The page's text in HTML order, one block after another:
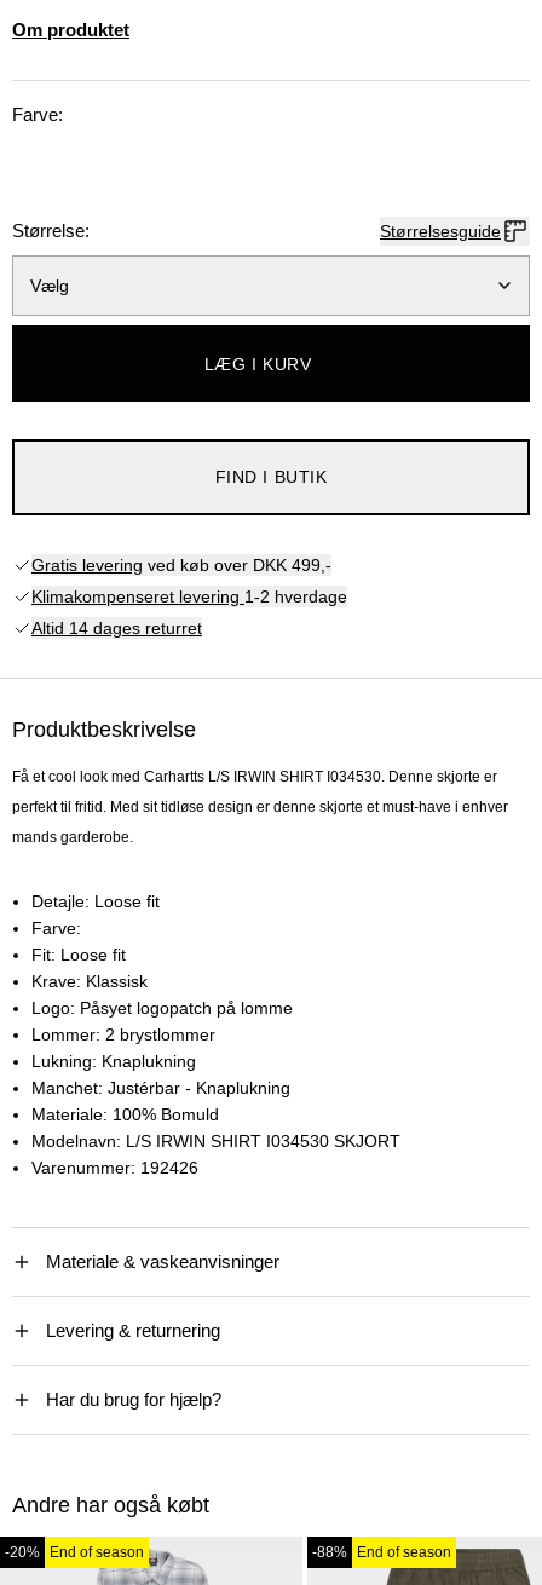
Om produktet
Farve:
Størrelse: Størrelsesguide
Vælg
LÆG I KURV
FIND I BUTIK
Gratis levering ved køb over DKK 499,-
Klimakompenseret levering 1-2 hverdage
Altid 14 dages returret
Produktbeskrivelse
Få et cool look med Carhartts L/S IRWIN SHIRT I034530. Denne skjorte er
perfekt til fritid. Med sit tidløse design er denne skjorte et must-have i enhver
mands garderobe.
Detajle: Loose fit
Farve:
Fit: Loose fit
Krave: Klassisk
Logo: Påsyet logopatch på lomme
Lommer: 2 brystlommer
Lukning: Knaplukning
Manchet: Justérbar - Knaplukning
Materiale: 100% Bomuld
Modelnavn: L/S IRWIN SHIRT I034530 SKJORT
Varenummer: 192426
Materiale & vaskeanvisninger
Levering & returnering
Har du brug for hjælp?
Andre har også købt
-20% End of season -88% End of season